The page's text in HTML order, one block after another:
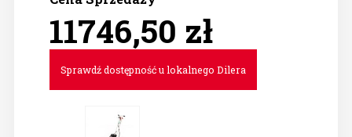
11746,50 zł
Sprawdź dostępność u lokalnego Dilera